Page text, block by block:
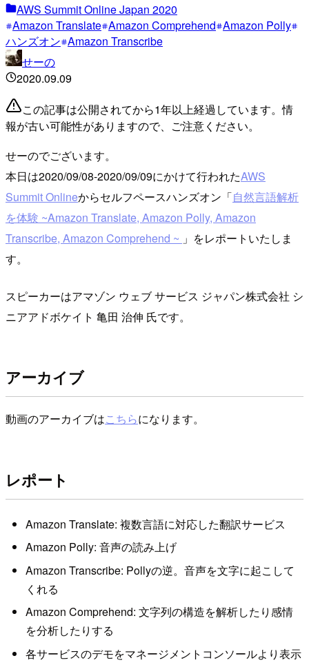
AWS Summit Online Japan 2020
Amazon Translate Amazon Comprehend Amazon Polly
ハンズオン Amazon Transcribe
せーの
2020.09.09
この記事は公開されてから1年以上経過しています。情
報が古い可能性がありますので、ご注意ください。
せーのでございます。
本日は2020/09/08-2020/09/09にかけて行われたAWS
Summit Onlineからセルフペースハンズオン「自然言語解析
を体験 ~Amazon Translate, Amazon Polly, Amazon
Transcribe, Amazon Comprehend ~ 」をレポートいたしま
す。
スピーカーはアマゾン ウェブ サービス ジャパン株式会社 シ
ニアアドボケイト 亀田 治伸 氏です。
アーカイブ
動画のアーカイブはこちらになります。
レポート
Amazon Translate: 複数言語に対応した翻訳サービス
Amazon Polly: 音声の読み上げ
Amazon Transcribe: Pollyの逆。音声を文字に起こして
くれる
Amazon Comprehend: 文字列の構造を解析したり感情
を分析したりする
各サービスのデモをマネージメントコンソールより表示